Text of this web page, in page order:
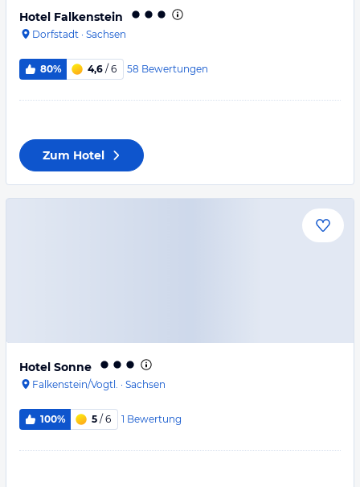
Hotel Falkenstein
Dorfstadt · Sachsen
80% 4,6 / 6 58 Bewertungen
Zum Hotel
Hotel Sonne
Falkenstein/Vogtl. · Sachsen
100% 5 / 6 1 Bewertung